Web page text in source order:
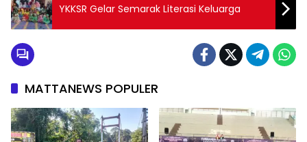
YKKSR Gelar Semarak Literasi Keluarga
MATTANEWS POPULER